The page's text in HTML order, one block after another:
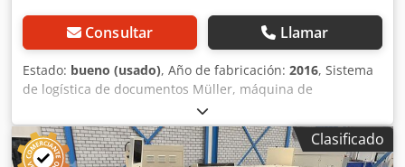
Consultar Llamar
Estado: bueno (usado), Año de fabricación: 2016, Sistema
de logística de documentos Müller, máquina de
encasillado – usada: Precio en el lugar de ubicación:
39.500 € (neto). Fabricante: Müller Modelo: 2016 Año de
fabricación: 2016 6984F: Compartimento de salida, incluye
Clasificado